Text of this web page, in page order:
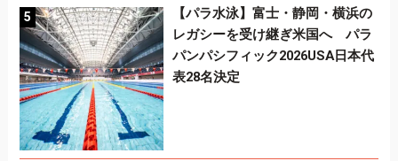
【パラ水泳】富士・静岡・横浜の
レガシーを受け継ぎ米国へ パラ
パンパシフィック2026USA日本代
表28名決定